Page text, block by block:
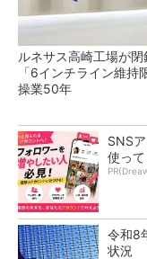
ルネサス高崎工場が閉
「6インチライン維持
操業50年
SNS
使って
令和8
状況